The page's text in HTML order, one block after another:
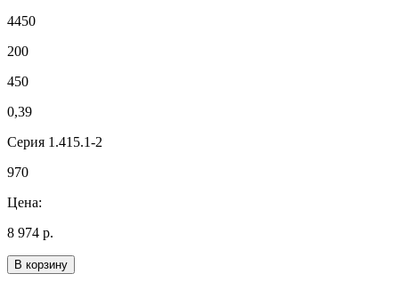
4450
200
450
0,39
Серия 1.415.1-2
970
Цена:
8 974 р.
В корзину